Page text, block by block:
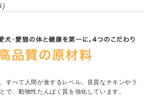
すべて人間が食するレベル。良質なチキンやラ
で、動物性たんぱく質を強化しています。